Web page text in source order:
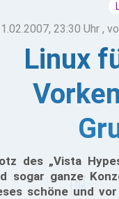
23:30 Uhr ,
Linux
des „Vista
sogar ganze
schöne und